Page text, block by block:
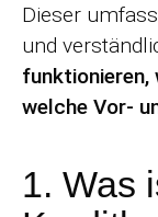
Dieser
und
funktionieren,
welche Vor-
1. Was